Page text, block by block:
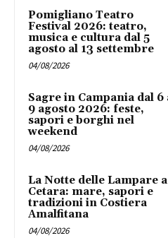
Pomigliano Teatro
Festival 2026: teatro,
musica e cultura dal 5
agosto al 13 settembre
04/08/2026
Sagre in Campania dal 6
9 agosto 2026: feste,
sapori e borghi nel
weekend
04/08/2026
La Notte delle Lampare a
Cetara: mare, sapori e
tradizioni in Costiera
Amalfitana
04/08/2026